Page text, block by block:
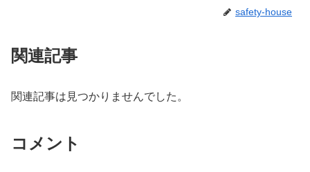
safety-house
関連記事
関連記事は見つかりませんでした。
コメント